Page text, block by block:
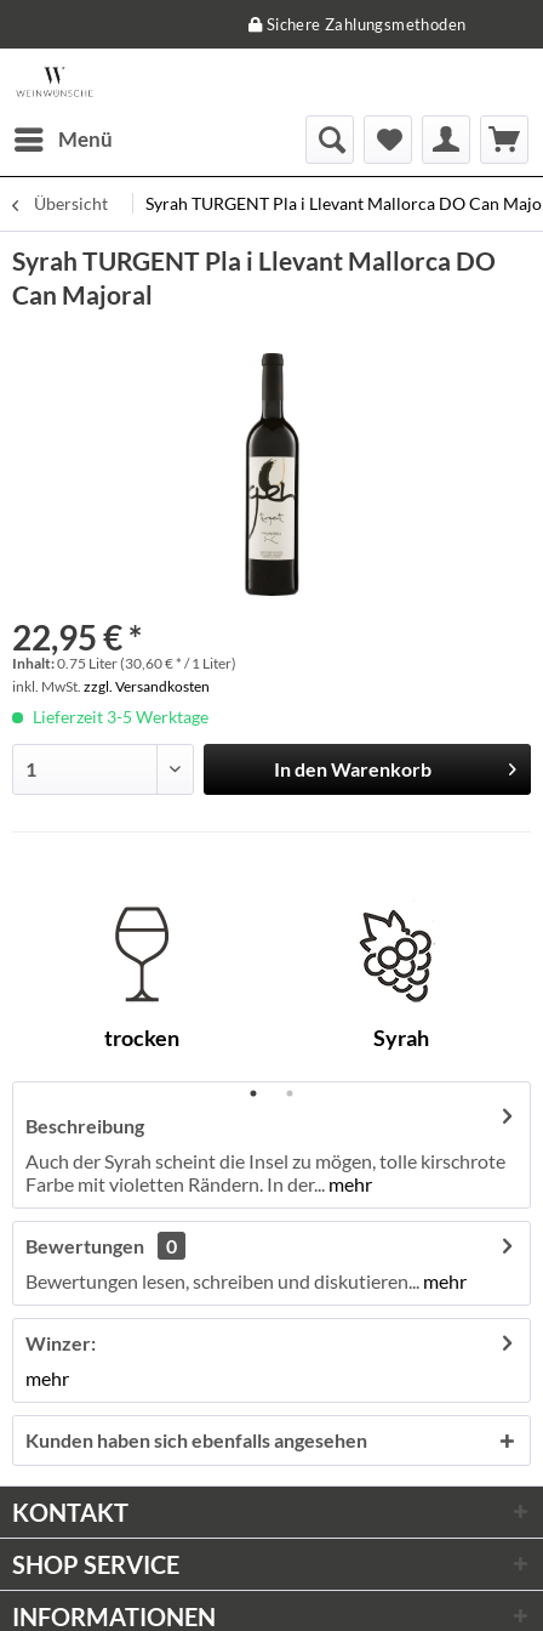
Sichere Zahlungsmethoden
Menü
Übersicht Syrah TURGENT Pla i Llevant Mallorca DO Can
Syrah TURGENT Pla i Llevant Mallorca DO
Can Majoral
22,95 € *
Inhalt:0.75 Liter (30,60 € * / 1 Liter)
inkl. MwSt. zzgl. Versandkosten
Lieferzeit 3-5 Werktage
In denWarenkorb
trocken Syrah
Beschreibung
Auch der Syrah scheint die Insel zu mögen, tolle kirschrote
Farbe mit violetten Rändern. In der... mehr
Bewertungen
0
Bewertungen lesen, schreiben und diskutieren... mehr
Winzer:
mehr
Kunden haben sich ebenfalls angesehen
KONTAKT
SHOP SERVICE
INFORMATIONEN